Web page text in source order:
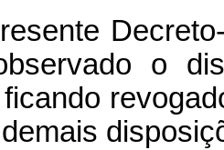
o
ficando